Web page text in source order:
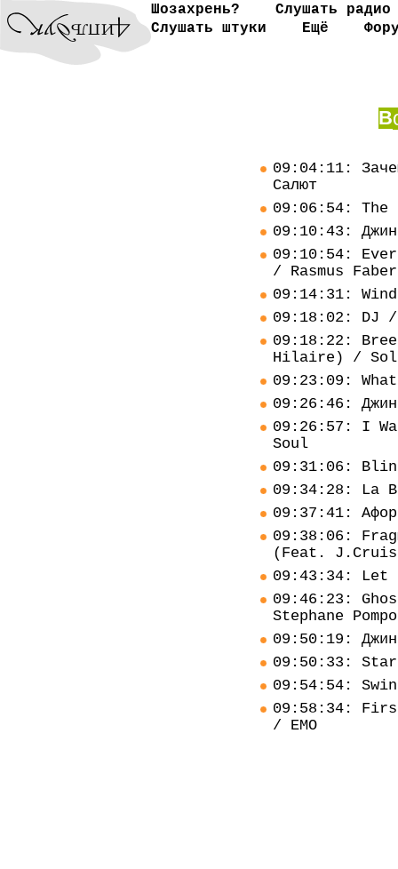
Шозахрень?
Слушать радио
Слушать штуки
Ещё
В
09:04:11:
Салют
09:06:54: The
09:10:43:
09:10:54:
/ Rasmus Faber
09:14:31:
09:18:02: DJ /
09:18:22:
Hilaire) /
09:23:09:
09:26:46:
09:26:57: I
Soul
09:31:06:
09:34:28: La
09:37:41:
09:38:06:
(Feat.
09:43:34: Let
09:46:23:
Stephane
09:50:19:
09:50:33:
09:54:54:
09:58:34:
/ EMO